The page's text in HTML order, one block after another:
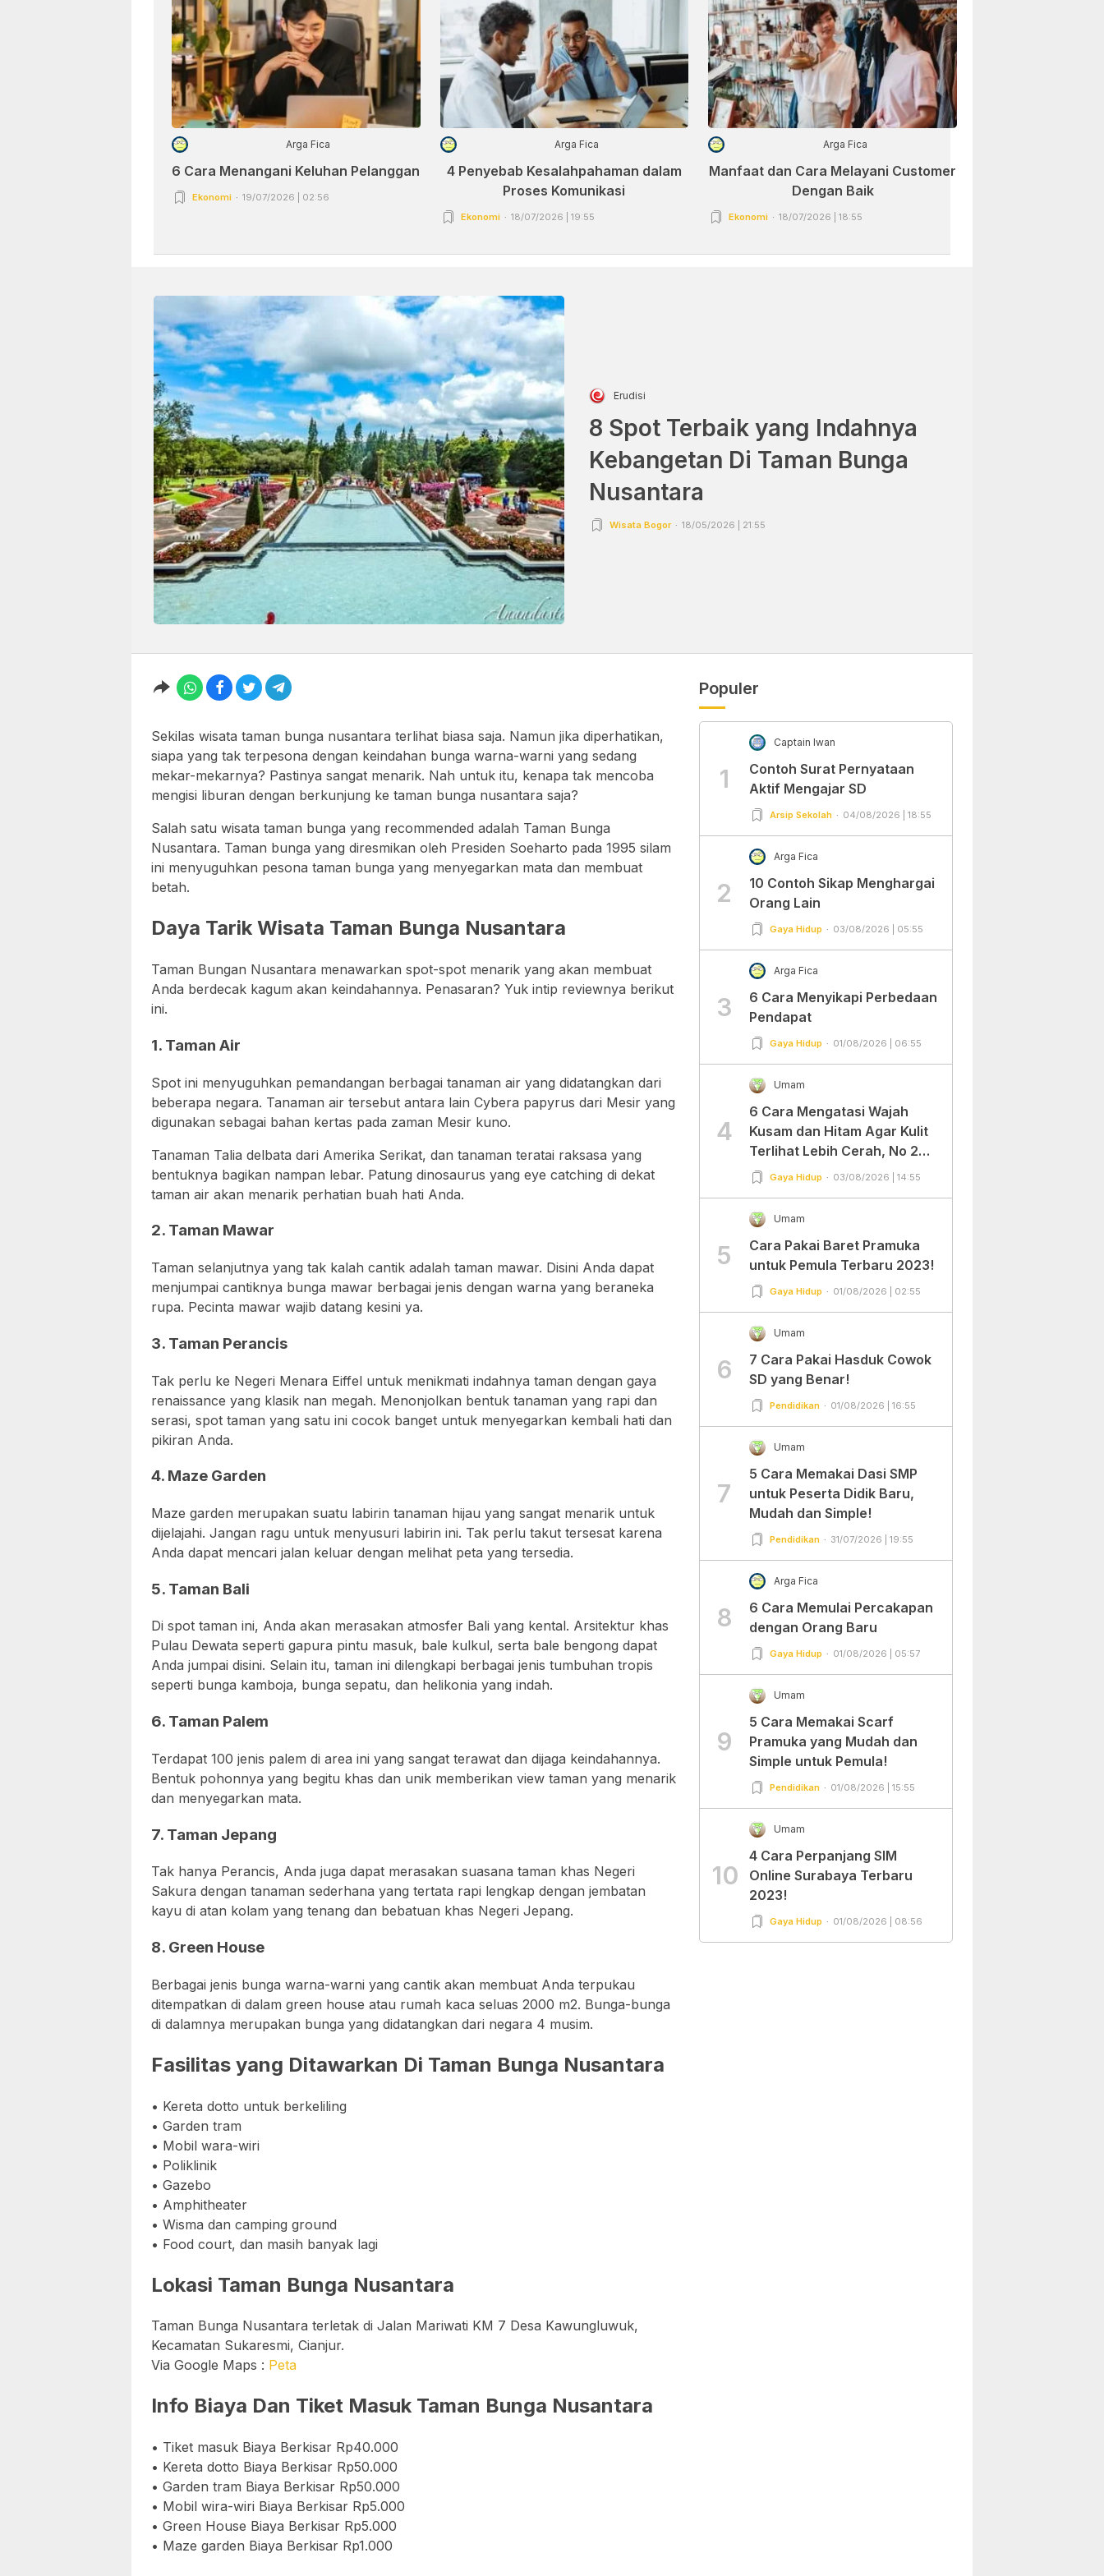
Arga Fica
6 Cara Menangani Keluhan Pelanggan
Ekonomi 19/07/2026 | 02:56
Arga Fica
4 Penyebab Kesalahpahaman dalam
Proses Komunikasi
Ekonomi 18/07/2026 | 19:55
Arga Fica
Manfaat dan Cara Melayani Customer
Dengan Baik
Ekonomi 18/07/2026 | 18:55
Erudisi
8 Spot Terbaik yang Indahnya
Kebangetan Di Taman Bunga
Nusantara
Wisata Bogor 18/05/2026 | 21:55
Sekilas wisata taman bunga nusantara terlihat biasa saja. Namun jika diperhatikan,
siapa yang tak terpesona dengan keindahan bunga warna-warni yang sedang
mekar-mekarnya? Pastinya sangat menarik. Nah untuk itu, kenapa tak mencoba
mengisi liburan dengan berkunjung ke taman bunga nusantara saja?
Salah satu wisata taman bunga yang recommended adalah Taman Bunga
Nusantara. Taman bunga yang diresmikan oleh Presiden Soeharto pada 1995 silam
ini menyuguhkan pesona taman bunga yang menyegarkan mata dan membuat
betah.
Daya Tarik Wisata Taman Bunga Nusantara
Taman Bungan Nusantara menawarkan spot-spot menarik yang akan membuat
Anda berdecak kagum akan keindahannya. Penasaran? Yuk intip reviewnya berikut
ini.
1. Taman Air
Spot ini menyuguhkan pemandangan berbagai tanaman air yang didatangkan dari
beberapa negara. Tanaman air tersebut antara lain Cybera papyrus dari Mesir yang
digunakan sebagai bahan kertas pada zaman Mesir kuno.
Tanaman Talia delbata dari Amerika Serikat, dan tanaman teratai raksasa yang
bentuknya bagikan nampan lebar. Patung dinosaurus yang eye catching di dekat
taman air akan menarik perhatian buah hati Anda.
2. Taman Mawar
Taman selanjutnya yang tak kalah cantik adalah taman mawar. Disini Anda dapat
menjumpai cantiknya bunga mawar berbagai jenis dengan warna yang beraneka
rupa. Pecinta mawar wajib datang kesini ya.
3. Taman Perancis
Tak perlu ke Negeri Menara Eiffel untuk menikmati indahnya taman dengan gaya
renaissance yang klasik nan megah. Menonjolkan bentuk tanaman yang rapi dan
serasi, spot taman yang satu ini cocok banget untuk menyegarkan kembali hati dan
pikiran Anda.
4. Maze Garden
Maze garden merupakan suatu labirin tanaman hijau yang sangat menarik untuk
dijelajahi. Jangan ragu untuk menyusuri labirin ini. Tak perlu takut tersesat karena
Anda dapat mencari jalan keluar dengan melihat peta yang tersedia.
5. Taman Bali
Di spot taman ini, Anda akan merasakan atmosfer Bali yang kental. Arsitektur khas
Pulau Dewata seperti gapura pintu masuk, bale kulkul, serta bale bengong dapat
Anda jumpai disini. Selain itu, taman ini dilengkapi berbagai jenis tumbuhan tropis
seperti bunga kamboja, bunga sepatu, dan helikonia yang indah.
6. Taman Palem
Terdapat 100 jenis palem di area ini yang sangat terawat dan dijaga keindahannya.
Bentuk pohonnya yang begitu khas dan unik memberikan view taman yang menarik
dan menyegarkan mata.
7. Taman Jepang
Tak hanya Perancis, Anda juga dapat merasakan suasana taman khas Negeri
Sakura dengan tanaman sederhana yang tertata rapi lengkap dengan jembatan
kayu di atan kolam yang tenang dan bebatuan khas Negeri Jepang.
8. Green House
Berbagai jenis bunga warna-warni yang cantik akan membuat Anda terpukau
ditempatkan di dalam green house atau rumah kaca seluas 2000 m2. Bunga-bunga
di dalamnya merupakan bunga yang didatangkan dari negara 4 musim.
Fasilitas yang Ditawarkan Di Taman Bunga Nusantara
• Kereta dotto untuk berkeliling
• Garden tram
• Mobil wara-wiri
• Poliklinik
• Gazebo
• Amphitheater
• Wisma dan camping ground
• Food court, dan masih banyak lagi
Lokasi Taman Bunga Nusantara
Taman Bunga Nusantara terletak di Jalan Mariwati KM 7 Desa Kawungluwuk,
Kecamatan Sukaresmi, Cianjur.
Via Google Maps : Peta
Info Biaya Dan Tiket Masuk Taman Bunga Nusantara
• Tiket masuk Biaya Berkisar Rp40.000
• Kereta dotto Biaya Berkisar Rp50.000
• Garden tram Biaya Berkisar Rp50.000
• Mobil wira-wiri Biaya Berkisar Rp5.000
• Green House Biaya Berkisar Rp5.000
• Maze garden Biaya Berkisar Rp1.000
Populer
1
Captain Iwan
Contoh Surat Pernyataan
Aktif Mengajar SD
Arsip Sekolah 04/08/2026 | 18:55
2
Arga Fica
10 Contoh Sikap Menghargai
Orang Lain
Gaya Hidup 03/08/2026 | 05:55
3
Arga Fica
6 Cara Menyikapi Perbedaan
Pendapat
Gaya Hidup 01/08/2026 | 06:55
4
Umam
6 Cara Mengatasi Wajah
Kusam dan Hitam Agar Kulit
Terlihat Lebih Cerah, No 2
Gampang Banget dan Mudah
Gaya Hidup 03/08/2026 | 14:55
5
Umam
Cara Pakai Baret Pramuka
untuk Pemula Terbaru 2023!
Gaya Hidup 01/08/2026 | 02:55
6
Umam
7 Cara Pakai Hasduk Cowok
SD yang Benar!
Pendidikan 01/08/2026 | 16:55
7
Umam
5 Cara Memakai Dasi SMP
untuk Peserta Didik Baru,
Mudah dan Simple!
Pendidikan 31/07/2026 | 19:55
8
Arga Fica
6 Cara Memulai Percakapan
dengan Orang Baru
Gaya Hidup 01/08/2026 | 05:57
9
Umam
5 Cara Memakai Scarf
Pramuka yang Mudah dan
Simple untuk Pemula!
Pendidikan 01/08/2026 | 15:55
10
Umam
4 Cara Perpanjang SIM
Online Surabaya Terbaru
2023!
Gaya Hidup 01/08/2026 | 08:56